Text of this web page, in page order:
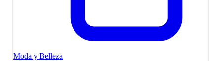
Moda y Belleza